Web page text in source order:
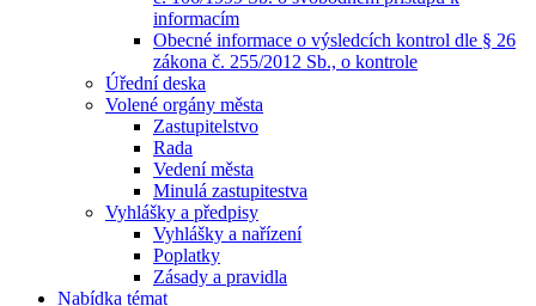
informacím
Obecné informace o výsledcích kontrol dle § 26
zákona č. 255/2012 Sb., o kontrole
Úřední deska
Volené orgány města
Zastupitelstvo
Rada
Vedení města
Minulá zastupitestva
Vyhlášky a předpisy
Vyhlášky a nařízení
Poplatky
Zásady a pravidla
Nabídka témat